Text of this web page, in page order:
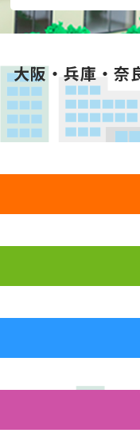
大阪・兵庫・奈